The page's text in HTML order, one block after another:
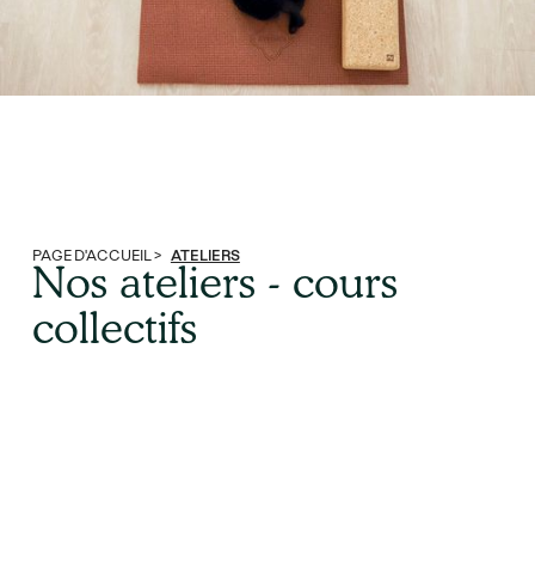
PAGE D'ACCUEIL > ATELIERS
Nos ateliers - cours
collectifs